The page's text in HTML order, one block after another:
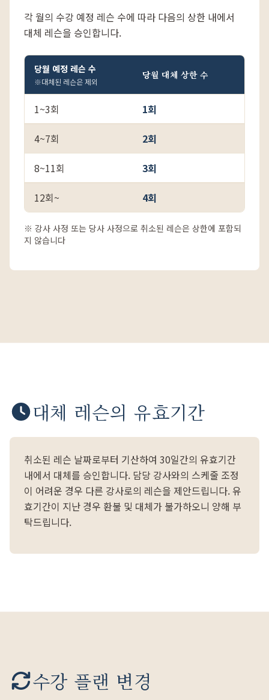
각 월의 수강 예정 레슨 수에 따라 다음의 상한 내에서
대체 레슨을 승인합니다.
당월 예정 레슨 수
※대체된 레슨은 제외
당월 대체 상한 수
1~3회 1회
4~7회 2회
8~11회 3회
12회~ 4회
※ 강사 사정 또는 당사 사정으로 취소된 레슨은 상한에 포함되
지 않습니다
대체 레슨의 유효기간
취소된 레슨 날짜로부터 기산하여 30일간의 유효기간
내에서 대체를 승인합니다. 담당 강사와의 스케줄 조정
이 어려운 경우 다른 강사로의 레슨을 제안드립니다. 유
효기간이 지난 경우 환불 및 대체가 불가하오니 양해 부
탁드립니다.
수강 플랜 변경